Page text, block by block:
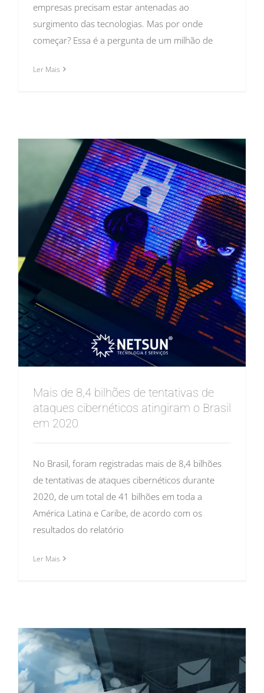
empresas precisam estar antenadas ao
surgimento das tecnologias. Mas por onde
começar? Essa é a pergunta de um milhão de
Ler Mais
Mais de 8,4 bilhões de tentativas de
ataques cibernéticos atingiram o Brasil
em 2020
No Brasil, foram registradas mais de 8,4 bilhões
de tentativas de ataques cibernéticos durante
2020, de um total de 41 bilhões em toda a
América Latina e Caribe, de acordo com os
resultados do relatório
Ler Mais